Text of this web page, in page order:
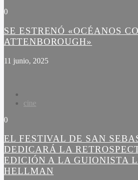
0
SE ESTRENÓ «OCÉANOS
ATTENBOROUGH»
11 junio, 2025
cine
0
EL FESTIVAL DE SAN
DEDICARÁ LA
EDICIÓN A LA GUIONISTA
HELLMAN